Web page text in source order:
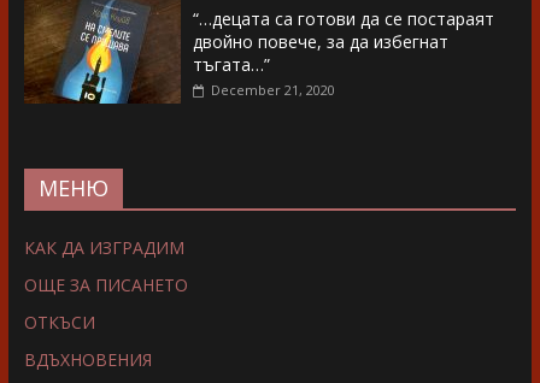
“…децата са готови да се постараят
двойно повече, за да избегнат
тъгата…”
December 21, 2020
МЕНЮ
КАК ДА ИЗГРАДИМ
ОЩЕ ЗА ПИСАНЕТО
ОТКЪСИ
ВДЪХНОВЕНИЯ